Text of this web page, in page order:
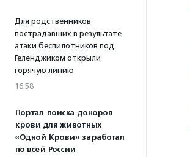
Для родственников
пострадавших в результате
атаки беспилотников под
Геленджиком открыли
горячую линию
16:58
Портал поиска доноров
крови для животных
«Одной Крови» заработал
по всей России